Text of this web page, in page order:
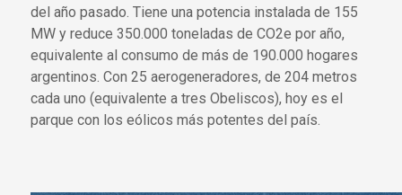
del año pasado. Tiene una potencia instalada de 155
MW y reduce 350.000 toneladas de CO2e por año,
equivalente al consumo de más de 190.000 hogares
argentinos. Con 25 aerogeneradores, de 204 metros
cada uno (equivalente a tres Obeliscos), hoy es el
parque con los eólicos más potentes del país.